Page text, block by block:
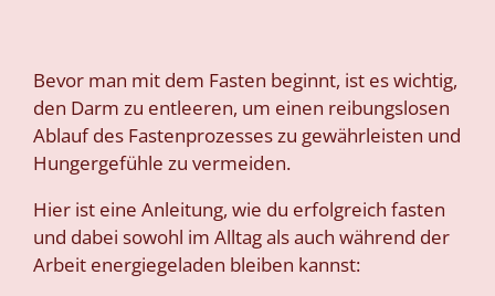
Bevor man mit dem Fasten beginnt, ist es wichtig,
den Darm zu entleeren, um einen reibungslosen
Ablauf des Fastenprozesses zu gewährleisten und
Hungergefühle zu vermeiden.
Hier ist eine Anleitung, wie du erfolgreich fasten
und dabei sowohl im Alltag als auch während der
Arbeit energiegeladen bleiben kannst: